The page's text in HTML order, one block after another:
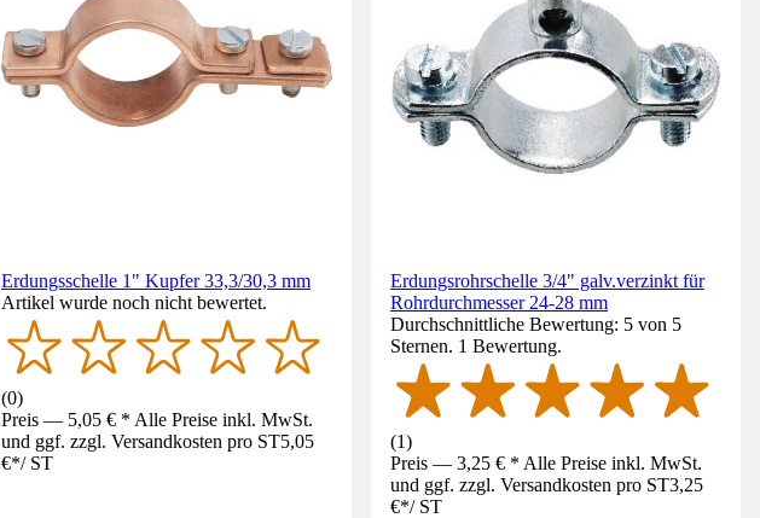
Erdungsschelle 1" Kupfer 33,3/30,3 mm
Artikel wurde noch nicht bewertet.
(0)
Preis — 5,05 € * Alle Preise inkl. MwSt.
und ggf. zzgl. Versandkosten pro ST5,05
€*/ ST
Erdungsrohrschelle 3/4" galv.verzinkt für
Rohrdurchmesser 24-28 mm
Durchschnittliche Bewertung: 5 von 5
Sternen. 1 Bewertung.
(1)
Preis — 3,25 € * Alle Preise inkl. MwSt.
und ggf. zzgl. Versandkosten pro ST3,25
€*/ ST